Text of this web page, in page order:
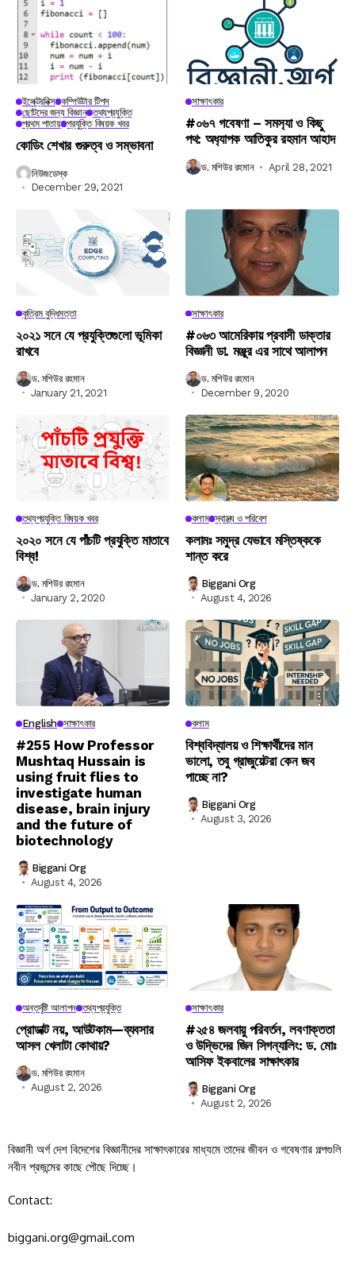
ইলেক্ট্রনিক্স কম্পিউটার টিপস
ছোটদের জন্য বিজ্ঞান তথ্যপ্রযুক্তি
প্রথম পাতায় প্রযুক্তি বিষয়ক খবর
কোডিং শেখার গুরুত্ব ও সম্ভাবনা
নিউজডেস্ক
December 29, 2021
সাক্ষাৎকার
#০৬৭ গবেষণা – সমস‍্যা ও কিছু
পথ: অধ‍্যাপক আতিকুর রহমান আহাদ
ড. মশিউর রহমান April 28, 2021
কৃত্রিম বুদ্ধিমত্তা
২০২১ সনে যে প্রযুক্তিগুলো ভূমিকা
রাখবে
ড. মশিউর রহমান
January 21, 2021
সাক্ষাৎকার
#০৬৩ আমেরিকায় প্রবাসী ডাক্তার
বিজ্ঞানী ডা. মঞ্জুর এর সাথে আলাপন
ড. মশিউর রহমান
December 9, 2020
তথ্যপ্রযুক্তি বিষয়ক খবর
২০২০ সনে যে পাঁচটি প্রযুক্তি মাতাবে
বিশ্ব!
ড. মশিউর রহমান
January 2, 2020
কলাম স্বাস্থ্য ও পরিবেশ
কলামঃ সমুদ্র যেভাবে মস্তিষ্ককে
শান্ত করে
Biggani Org
August 4, 2026
English সাক্ষাৎকার
#255 How Professor
Mushtaq Hussain is
using fruit flies to
investigate human
disease, brain injury
and the future of
biotechnology
Biggani Org
August 4, 2026
কলাম
বিশ্ববিদ্যালয় ও শিক্ষার্থীদের মান
ভালো, তবু গ্রাজুয়েটরা কেন জব
পাচ্ছে না?
Biggani Org
August 3, 2026
অন্তর্দৃষ্টি আলাপন তথ্যপ্রযুক্তি
প্রোডাক্ট নয়, আউটকাম—ব্যবসার
আসল খেলাটা কোথায়?
ড. মশিউর রহমান
August 2, 2026
সাক্ষাৎকার
#২৫৪ জলবায়ু পরিবর্তন, লবণাক্ততা
ও উদ্ভিদের জিন সিগন্যালিং: ড. মোঃ
আসিফ ইকবালের সাক্ষাৎকার
Biggani Org
August 2, 2026
বিজ্ঞানী অর্গ দেশ বিদেশের বিজ্ঞানীদের সাক্ষাৎকারের মাধ্যমে তাদের জীবন ও গবেষণার গল্পগুলি
নবীন প্রজন্মের কাছে পৌছে দিচ্ছে।
Contact:
biggani.org@gmail.com